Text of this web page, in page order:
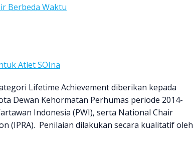
Berbeda Waktu
Atlet SOIna
Lifetime Achievement diberikan kepada
Dewan Kehormatan Perhumas periode 2014-
Indonesia (PWI), serta National Chair
(IPRA). Penilaian dilakukan secara kualitatif oleh